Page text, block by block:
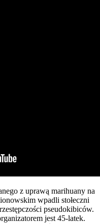
z uprawą marihuany na
wpadli stołeczni
pseudokibiców.
jest 45-latek.